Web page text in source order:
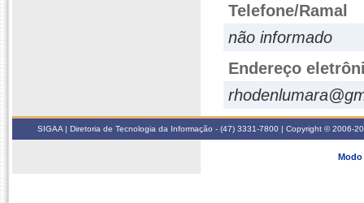
Telefone/Ramal
não informado
Endereço
SIGAA | Diretoria de Tecnologia da Informação - (47) 3331-7800 | Copyright © 2006-
Modo